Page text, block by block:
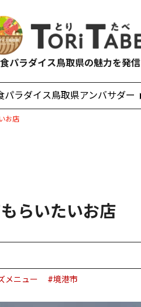
食パラダイス鳥取県の魅力を発信
パラダイス鳥取県アンバサダー
お店
らいたいお店
メニュー #境港市